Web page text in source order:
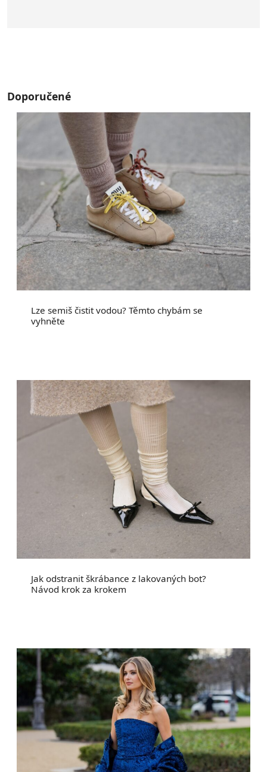
Doporučené
Lze semiš čistit vodou? Těmto chybám se
vyhněte
Jak odstranit škrábance z lakovaných bot?
Návod krok za krokem